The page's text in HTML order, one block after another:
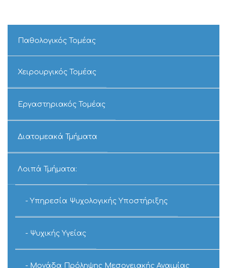
Παθολογικός Τομέας
Χειρουργικός Τομέας
Εργαστηριακός Τομέας
Διατομεακά Τμήματα
Λοιπά Τμήματα:
Υπηρεσία Ψυχολογικής Υποστήριξης
Ψυχικής Υγείας
Μονάδα Πρόληψης Μεσογειακής Αναιμίας